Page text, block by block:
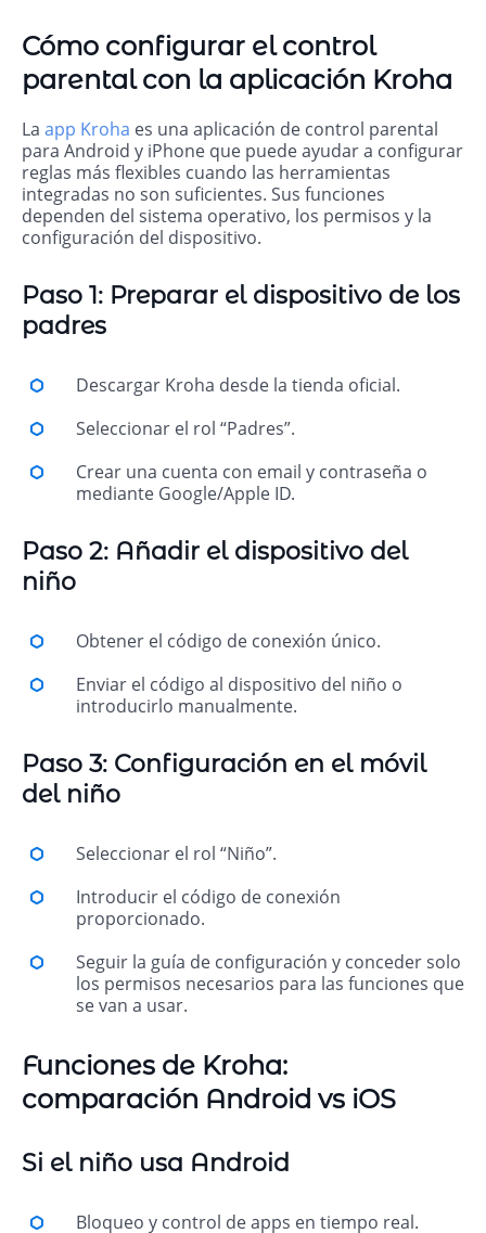
Cómo configurar el control
parental con la aplicación Kroha
La app Kroha es una aplicación de control parental
para Android y iPhone que puede ayudar a configurar
reglas más flexibles cuando las herramientas
integradas no son suficientes. Sus funciones
dependen del sistema operativo, los permisos y la
configuración del dispositivo.
Paso 1: Preparar el dispositivo de los
padres
Descargar Kroha desde la tienda oficial.
Seleccionar el rol “Padres”.
Crear una cuenta con email y contraseña o
mediante Google/Apple ID.
Paso 2: Añadir el dispositivo del
niño
Obtener el código de conexión único.
Enviar el código al dispositivo del niño o
introducirlo manualmente.
Paso 3: Configuración en el móvil
del niño
Seleccionar el rol “Niño”.
Introducir el código de conexión
proporcionado.
Seguir la guía de configuración y conceder solo
los permisos necesarios para las funciones que
se van a usar.
Funciones de Kroha:
comparación Android vs iOS
Si el niño usa Android
Bloqueo y control de apps en tiempo real.